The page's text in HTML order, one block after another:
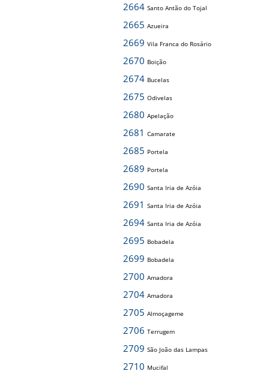
2664 Santo Antão do Tojal
2665 Azueira
2669 Vila Franca do Rosário
2670 Boição
2674 Bucelas
2675 Odivelas
2680 Apelação
2681 Camarate
2685 Portela
2689 Portela
2690 Santa Iria de Azóia
2691 Santa Iria de Azóia
2694 Santa Iria de Azóia
2695 Bobadela
2699 Bobadela
2700 Amadora
2704 Amadora
2705 Almoçageme
2706 Terrugem
2709 São João das Lampas
2710 Mucifal